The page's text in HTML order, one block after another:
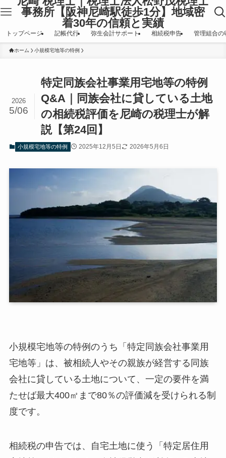
事務所【阪神尼崎駅徒歩1分】地域密
着30年の信頼と実績
トップページ 記帳代行 弥生会計サポート 相続税申告 管理組合の
ホーム 小規模宅地等の特例
特定同族会社事業用宅地等の特例
Q&A｜同族会社に貸している土地
の相続税評価を尼崎の税理士が解
説【第24回】
2026
5/06
小規模宅地等の特例 2025年12月5日 2026年5月6日
小規模宅地等の特例のうち「特定同族会社事業用
宅地等」は、被相続人やその親族が経営する同族
会社に貸している土地について、一定の要件を満
たせば最大400㎡まで80％の評価減を受けられる制
度です。
相続税の申告では、自宅土地に使う「特定居住用